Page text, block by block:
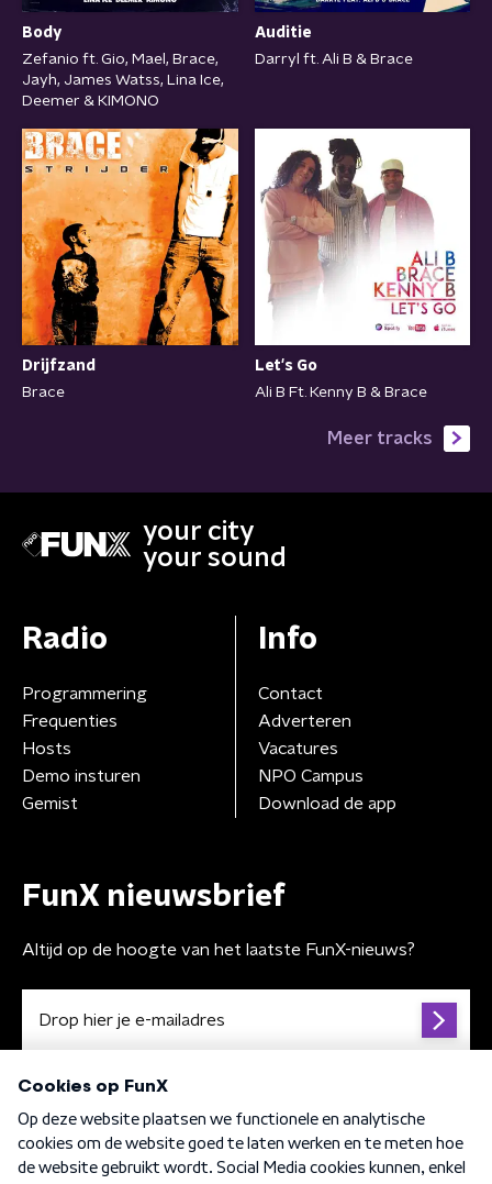
Body
Zefanio ft. Gio, Mael, Brace,
Jayh, James Watss, Lina Ice,
Deemer & KIMONO
Auditie
Darryl ft. Ali B & Brace
Drijfzand
Brace
Let's Go
Ali B Ft. Kenny B & Brace
Meer tracks
your city
your sound
Radio
Programmering
Frequenties
Hosts
Demo insturen
Gemist
Info
Contact
Adverteren
Vacatures
NPO Campus
Download de app
FunX nieuwsbrief
Altijd op de hoogte van het laatste FunX-nieuws?